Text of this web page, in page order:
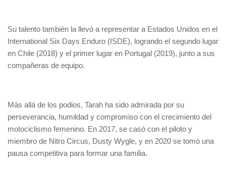
Su talento también la llevó a representar a Estados Unidos en el
International Six Days Enduro (ISDE), logrando el segundo lugar
en Chile (2018) y el primer lugar en Portugal (2019), junto a sus
compañeras de equipo.
Más allá de los podios, Tarah ha sido admirada por su
perseverancia, humildad y compromiso con el crecimiento del
motociclismo femenino. En 2017, se casó con el piloto y
miembro de Nitro Circus, Dusty Wygle, y en 2020 se tomó una
pausa competitiva para formar una familia.